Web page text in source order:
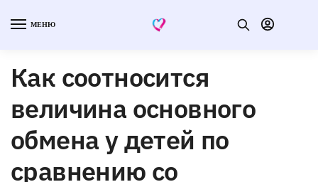
МЕНЮ
Как соотносится
величина основного
обмена у детей по
сравнению со